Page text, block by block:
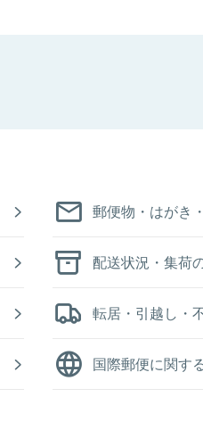
郵便物・はがき
配送状況・集荷
転居・引越し・
国際郵便に関す